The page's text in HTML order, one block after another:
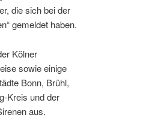
die sich bei der
gemeldet haben.
Kölner
sowie einige
Bonn, Brühl,
Kreis und der
aus.